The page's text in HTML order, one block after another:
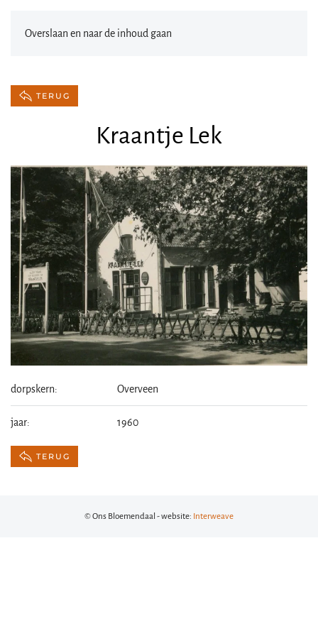
Overslaan en naar de inhoud gaan
TERUG
Kraantje Lek
dorpskern: Overveen
jaar: 1960
TERUG
© Ons Bloemendaal - website: Interweave